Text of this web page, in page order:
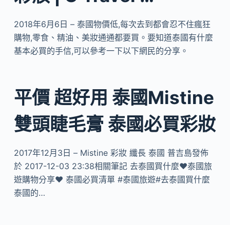
2018年6月6日 – 泰國物價低,每次去到都會忍不住瘋狂
購物,零食、精油、美妝通通都要買。要知道泰國有什麼
基本必買的手信,可以參考一下以下網民的分享。
平價 超好用 泰國Mistine
雙頭睫毛膏 泰國必買彩妝
2017年12月3日 – Mistine 彩妝 纖長 泰國 普吉島發佈
於 2017-12-03 23:38相關筆記 去泰國買什麼❤️泰國旅
遊購物分享❤️ 泰國必買清單 #泰國旅遊#去泰國買什麼
泰國的…